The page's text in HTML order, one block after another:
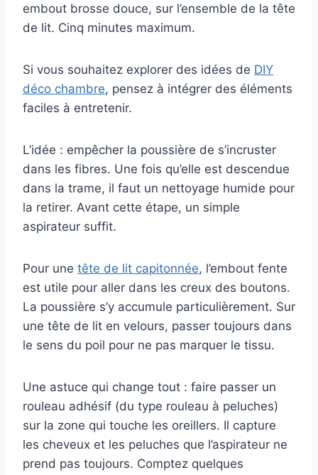
embout brosse douce, sur l’ensemble de la tête
de lit. Cinq minutes maximum.
Si vous souhaitez explorer des idées de DIY
déco chambre, pensez à intégrer des éléments
faciles à entretenir.
L’idée : empêcher la poussière de s’incruster
dans les fibres. Une fois qu’elle est descendue
dans la trame, il faut un nettoyage humide pour
la retirer. Avant cette étape, un simple
aspirateur suffit.
Pour une tête de lit capitonnée, l’embout fente
est utile pour aller dans les creux des boutons.
La poussière s’y accumule particulièrement. Sur
une tête de lit en velours, passer toujours dans
le sens du poil pour ne pas marquer le tissu.
Une astuce qui change tout : faire passer un
rouleau adhésif (du type rouleau à peluches)
sur la zone qui touche les oreillers. Il capture
les cheveux et les peluches que l’aspirateur ne
prend pas toujours. Comptez quelques